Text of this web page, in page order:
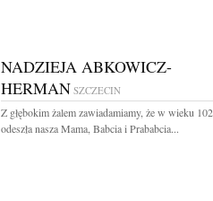
NADZIEJA ABKOWICZ-
HERMAN SZCZECIN
Z głębokim żalem zawiadamiamy, że w wieku
odeszła nasza Mama, Babcia i Prababcia...